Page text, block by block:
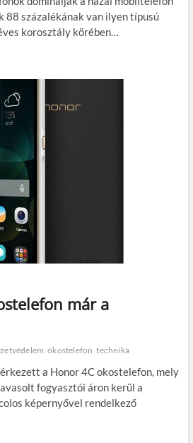
88 százalékának van ilyen típusú
korosztály körében…
már a
okostelefon technika
a Honor 4C okostelefon, mely
fogyasztói áron kerül a
képernyővel rendelkező